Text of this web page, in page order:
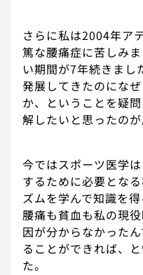
さらに私は2004年ア
篤な腰痛症に苦しみ
い期間が7年続きまし
発展してきたのにな
か、ということを疑
解したいと思ったのが
今ではスポーツ医学
するために必要とな
ズムを学んで知識を
腰痛も貧血も私の現
因が分からなかった
ることができれば、
た。